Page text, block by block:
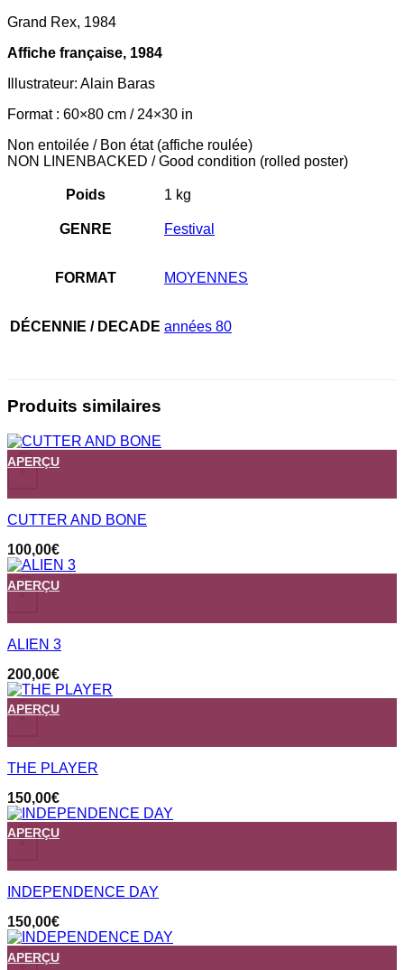
Grand Rex, 1984
Affiche française, 1984
Illustrateur: Alain Baras
Format : 60×80 cm / 24×30 in
Non entoilée / Bon état (affiche roulée)
NON LINENBACKED / Good condition (rolled poster)
Poids 1 kg
GENRE Festival
FORMAT MOYENNES
DÉCENNIE / DECADE années 80
Produits similaires
+
APERÇU
CUTTER AND BONE
100,00€
+
APERÇU
ALIEN 3
200,00€
+
APERÇU
THE PLAYER
150,00€
+
APERÇU
INDEPENDENCE DAY
150,00€
APERÇU